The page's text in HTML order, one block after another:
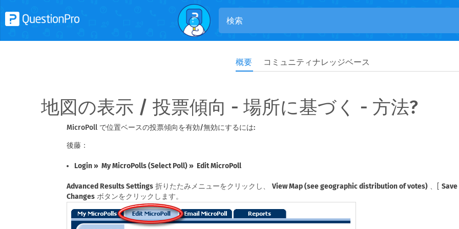
概要 コミュニティナレッジベース
地図の表示 / 投票傾向 - 場所に基づく - 方法?
MicroPoll で位置ベースの投票傾向を有効/無効にするには:
後藤：
Login » My MicroPolls (Select Poll) » Edit MicroPoll
Advanced Results Settings 折りたたみメニューをクリックし、 View Map (see geographic distribution of votes) 、[ Save
Changes ボタンをクリックします。